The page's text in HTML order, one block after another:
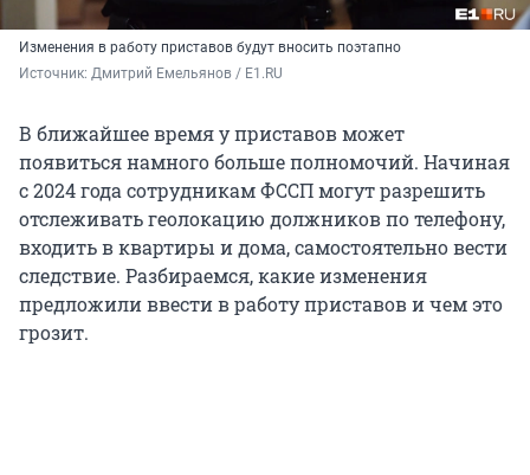
Изменения в работу приставов будут вносить поэтапно
Источник: Дмитрий Емельянов / E1.RU
В ближайшее время у приставов может
появиться намного больше полномочий. Начиная
с 2024 года сотрудникам ФССП могут разрешить
отслеживать геолокацию должников по телефону,
входить в квартиры и дома, самостоятельно вести
следствие. Разбираемся, какие изменения
предложили ввести в работу приставов и чем это
грозит.